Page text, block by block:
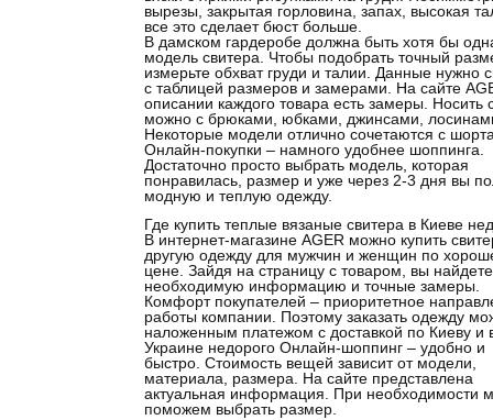
вырезы, закрытая горловина, запах, высокая
все это сделает бюст больше.
В дамском гардеробе должна быть хотя бы
модель свитера. Чтобы подобрать точный
измерьте обхват груди и талии. Данные нужно
с таблицей размеров и замерами. На сайте
описании каждого товара есть замеры. Носить
можно с брюками, юбками, джинсами,
Некоторые модели отлично сочетаются с
Онлайн-покупки – намного удобнее шоппинга.
Достаточно просто выбрать модель, которая
понравилась, размер и уже через 2-3 дня вы
модную и теплую одежду.
Где купить теплые вязаные свитера в Киеве
В интернет-магазине AGER можно купить
другую одежду для мужчин и женщин по
цене. Зайдя на страницу с товаром, вы
необходимую информацию и точные замеры.
Комфорт покупателей – приоритетное
работы компании. Поэтому заказать одежду
наложенным платежом с доставкой по Киеву и
Украине недорого Онлайн-шоппинг – удобно и
быстро. Стоимость вещей зависит от модели,
материала, размера. На сайте представлена
актуальная информация. При необходимости
поможем выбрать размер.